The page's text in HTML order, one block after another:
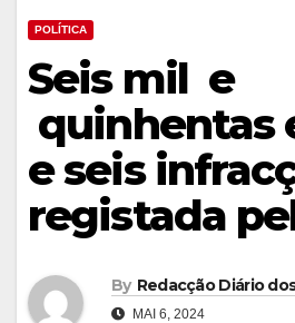
POLÍTICA
Seis mil e
quinhentas
e seis
registada
By Redacção Diário
MAI 6, 2024